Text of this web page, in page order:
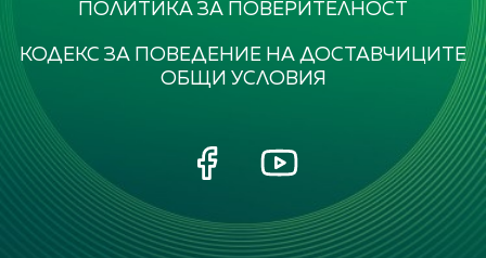
ПОЛИТИКА ЗА ПОВЕРИТЕЛНОСТ
КОДЕКС ЗА ПОВЕДЕНИЕ НА ДОСТАВЧИЦИТЕ
ОБЩИ УСЛОВИЯ